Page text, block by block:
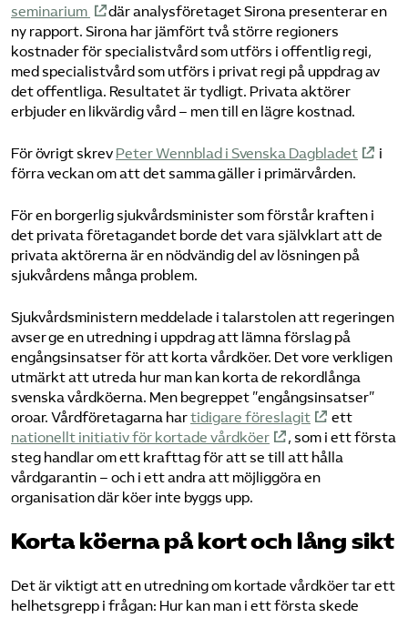
seminarium
där analysföretaget Sirona presenterar en
ny rapport. Sirona har jämfört två större regioners
kostnader för specialistvård som utförs i offentlig regi,
med specialistvård som utförs i privat regi på uppdrag av
det offentliga. Resultatet är tydligt. Privata aktörer
erbjuder en likvärdig vård – men till en lägre kostnad.
För övrigt skrev Peter Wennblad i Svenska Dagbladet
i
förra veckan om att det samma gäller i primärvården.
För en borgerlig sjukvårdsminister som förstår kraften i
det privata företagandet borde det vara självklart att de
privata aktörerna är en nödvändig del av lösningen på
sjukvårdens många problem.
Sjukvårdsministern meddelade i talarstolen att regeringen
avser ge en utredning i uppdrag att lämna förslag på
engångsinsatser för att korta vårdköer. Det vore verkligen
utmärkt att utreda hur man kan korta de rekordlånga
svenska vårdköerna. Men begreppet ”engångsinsatser”
oroar. Vårdföretagarna hartidigare föreslagit
ett
nationellt initiativ för kortade vårdköer
, som i ett första
steg handlar om ett krafttag för att se till att hålla
vårdgarantin – och i ett andra att möjliggöra en
organisation där köer inte byggs upp.
Korta köerna på kort och lång sikt
Det är viktigt att en utredning om kortade vårdköer tar ett
helhetsgrepp i frågan: Hur kan man i ett första skede